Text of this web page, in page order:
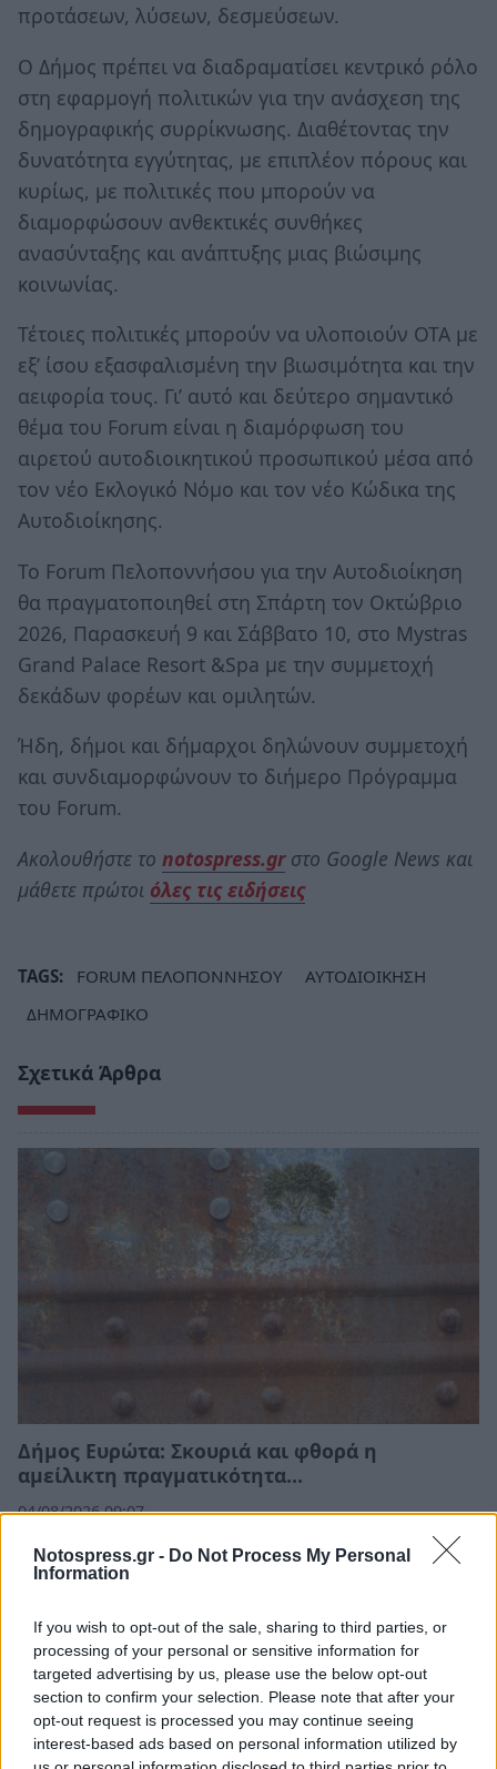
Notospress.gr - Do Not Process My Personal
Information
If you wish to opt-out of the sale, sharing to third parties, or
processing of your personal or sensitive information for
targeted advertising by us, please use the below opt-out
section to confirm your selection. Please note that after your
opt-out request is processed you may continue seeing
interest-based ads based on personal information utilized by
προτάσεων, λύσεων, δεσμεύσεων.
Ο Δήμος πρέπει να διαδραματίσει κεντρικό ρόλο
στη εφαρμογή πολιτικών για την ανάσχεση της
δημογραφικής συρρίκνωσης. Διαθέτοντας την
δυνατότητα εγγύτητας, με επιπλέον πόρους και
κυρίως, με πολιτικές που μπορούν να
διαμορφώσουν ανθεκτικές συνθήκες
ανασύνταξης και ανάπτυξης μιας βιώσιμης
κοινωνίας.
Τέτοιες πολιτικές μπορούν να υλοποιούν ΟΤΑ με
εξ’ ίσου εξασφαλισμένη την βιωσιμότητα και την
αειφορία τους. Γι’ αυτό και δεύτερο σημαντικό
θέμα του Forum είναι η διαμόρφωση του
αιρετού αυτοδιοικητικού προσωπικού μέσα από
τον νέο Εκλογικό Νόμο και τον νέο Κώδικα της
Αυτοδιοίκησης.
Το Forum Πελοποννήσου για την Αυτοδιοίκηση
θα πραγματοποιηθεί στη Σπάρτη τον Οκτώβριο
2026, Παρασκευή 9 και Σάββατο 10, στο Mystras
Grand Palace Resort &Spa με την συμμετοχή
δεκάδων φορέων και ομιλητών.
Ήδη, δήμοι και δήμαρχοι δηλώνουν συμμετοχή
και συνδιαμορφώνουν το διήμερο Πρόγραμμα
τoυ Forum.
Ακολουθήστε το notospress.grστο Google News και
μάθετε πρώτοι όλες τις ειδήσεις
TAGS: FORUM ΠΕΛΟΠΟΝΝΗΣΟΥ
ΑΥΤΟΔΙΟΙΚΗΣΗ
ΔΗΜΟΓΡΑΦΙΚΟ
Σχετικά Άρθρα
Δήμος Ευρώτα: Σκουριά και φθορά η
αμείλικτη πραγματικότητα…
04/08/2026 09:07